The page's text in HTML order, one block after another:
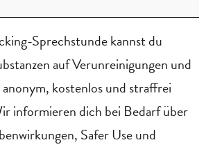
Sprechstunde kannst du
auf Verunreinigungen und
kostenlos und straffrei
informieren dich bei Bedarf über
Safer Use und